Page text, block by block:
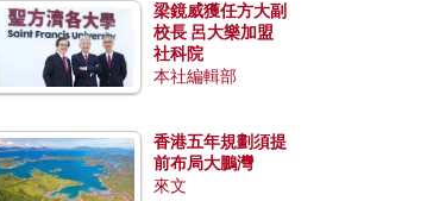
梁鏡威獲任方大副
校長 呂大樂加盟
社科院
本社編輯部
香港五年規劃須提
前布局大鵬灣
來文